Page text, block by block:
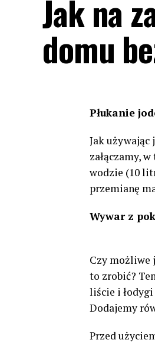
Jak na
domu
Płukanie
Jak używając
załączamy,
wodzie (10
przemianę
Wywar z
Czy możliwe
to zrobić?
liście i łodygi
Dodajemy
Przed